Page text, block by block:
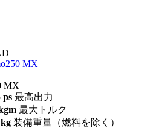
MX
MX
ps 最高出力
最大トルク
装備重量（燃料を除く）